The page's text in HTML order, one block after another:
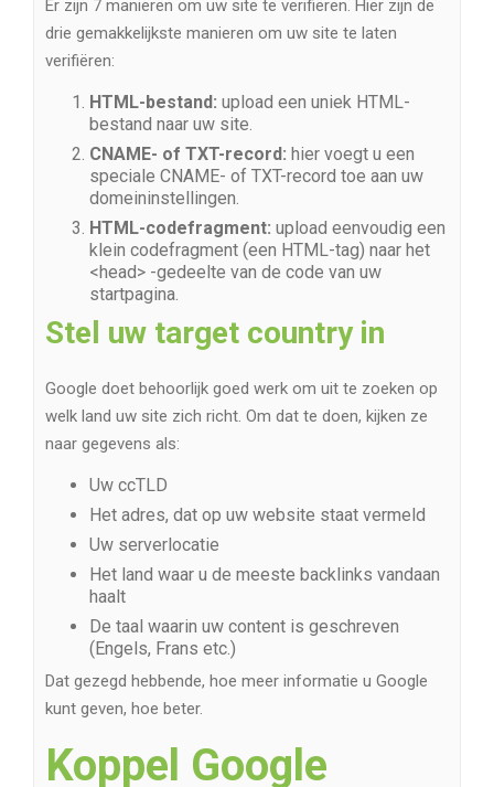
Er zijn 7 manieren om uw site te verifiëren. Hier zijn de
drie gemakkelijkste manieren om uw site te laten
verifiëren:
HTML-bestand: upload een uniek HTML-
bestand naar uw site.
CNAME- of TXT-record: hier voegt u een
speciale CNAME- of TXT-record toe aan uw
domeininstellingen.
HTML-codefragment: upload eenvoudig een
klein codefragment (een HTML-tag) naar het
<head> -gedeelte van de code van uw
startpagina.
Stel uw target country in
Google doet behoorlijk goed werk om uit te zoeken op
welk land uw site zich richt. Om dat te doen, kijken ze
naar gegevens als:
Uw ccTLD
Het adres, dat op uw website staat vermeld
Uw serverlocatie
Het land waar u de meeste backlinks vandaan
haalt
De taal waarin uw content is geschreven
(Engels, Frans etc.)
Dat gezegd hebbende, hoe meer informatie u Google
kunt geven, hoe beter.
Koppel Google